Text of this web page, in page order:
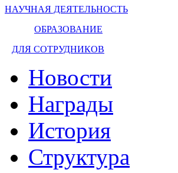
НАУЧНАЯ ДЕЯТЕЛЬНОСТЬ
ОБРАЗОВАНИЕ
ДЛЯ СОТРУДНИКОВ
Новости
Награды
История
Структура